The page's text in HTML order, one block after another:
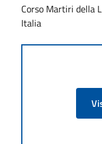
Corso Martiri della
Italia